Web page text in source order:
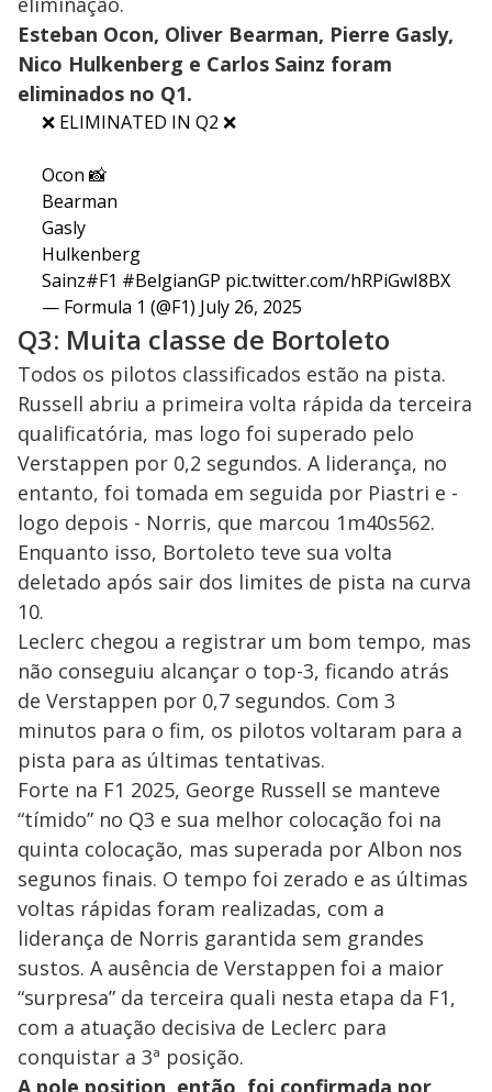
Esteban Ocon, Oliver Bearman, Pierre Gasly,
Nico Hulkenberg e Carlos Sainz foram
eliminados no Q1.
❌ ELIMINATED IN Q2 ❌
Ocon 📸
Bearman
Gasly
Hulkenberg
Sainz#F1 #BelgianGP pic.twitter.com/hRPiGwI8BX
— Formula 1 (@F1) July 26, 2025
Q3: Muita classe de Bortoleto
Todos os pilotos classificados estão na pista.
Russell abriu a primeira volta rápida da terceira
qualificatória, mas logo foi superado pelo
Verstappen por 0,2 segundos. A liderança, no
entanto, foi tomada em seguida por Piastri e -
logo depois - Norris, que marcou 1m40s562.
Enquanto isso, Bortoleto teve sua volta
deletado após sair dos limites de pista na curva
10.
Leclerc chegou a registrar um bom tempo, mas
não conseguiu alcançar o top-3, ficando atrás
de Verstappen por 0,7 segundos. Com 3
minutos para o fim, os pilotos voltaram para a
pista para as últimas tentativas.
Forte na F1 2025, George Russell se manteve
“tímido” no Q3 e sua melhor colocação foi na
quinta colocação, mas superada por Albon nos
segunos finais. O tempo foi zerado e as últimas
voltas rápidas foram realizadas, com a
liderança de Norris garantida sem grandes
sustos. A ausência de Verstappen foi a maior
“surpresa” da terceira quali nesta etapa da F1,
com a atuação decisiva de Leclerc para
conquistar a 3ª posição.
A pole position, então, foi confirmada por